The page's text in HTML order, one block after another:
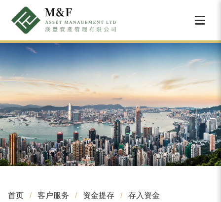
首页 客户服务 资金提存 存入资金